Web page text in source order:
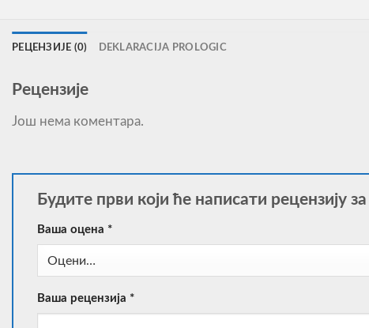
РЕЦЕНЗИЈЕ (0) DEKLARACIJA PROLOGIC
Рецензије
Још нема коментара.
Будите први који ће написати рецензију
Ваша оцена *
Ваша рецензија *